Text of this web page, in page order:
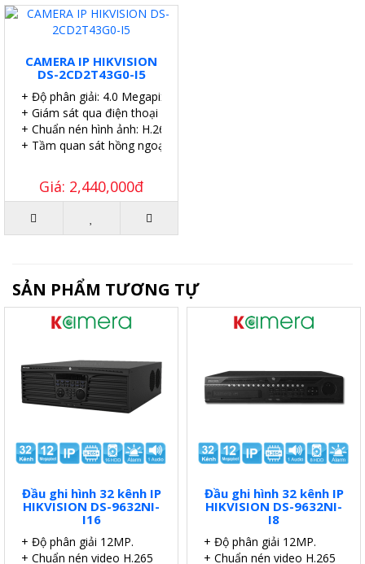
CAMERA IP HIKVISION
DS-2CD2T43G0-I5
+ Độ phân giải: 4.0 Megapixel.
+ Giám sát qua điện thoại di động, iPad,…
+ Chuẩn nén hình ảnh: H.265+
+ Tầm quan sát hồng ngoại: 50 mét.
Giá: 2,440,000đ
SẢN PHẨM TƯƠNG TỰ
Đầu ghi hình 32 kênh IP
HIKVISION DS-9632NI-
I16
+ Độ phân giải 12MP.
+ Chuẩn nén video H.265
Đầu ghi hình 32 kênh IP
HIKVISION DS-9632NI-
I8
+ Độ phân giải 12MP.
+ Chuẩn nén video H.265